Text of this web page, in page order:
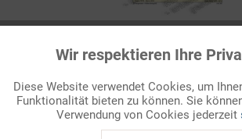
Seit ihrer Gründung ist die
Trade Organization – WTO)das zentrale
Funktionale
Marketing
Wir respektieren Ihre
Diese Website verwendet Cookies, um
Funktionalität bieten zu können. Sie
Verwendung von Cookies jederzeit